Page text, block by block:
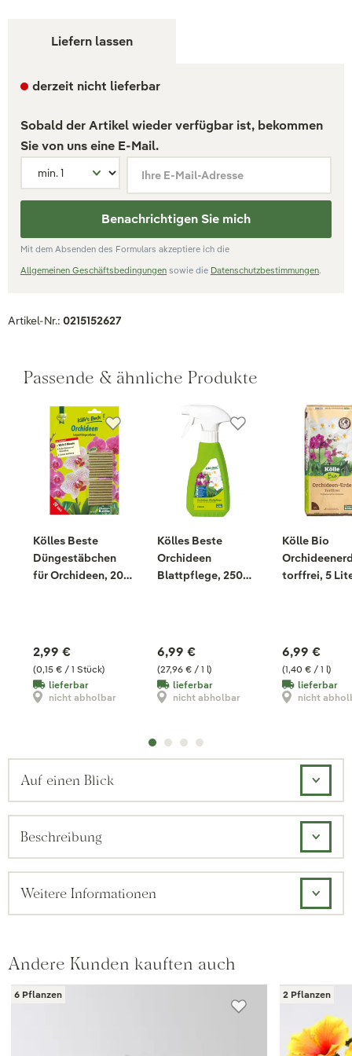
Liefern lassen
derzeit nicht lieferbar
Sobald der Artikel wieder verfügbar ist, bekommen
Sie von uns eine E-Mail.
Ihre E-Mail-Adresse
Benachrichtigen Sie mich
Mit dem Absenden des Formulars akzeptiere ich die
Allgemeinen Geschäftsbedingungen sowie die Datenschutzbestimmungen.
Artikel-Nr.: 0215152627
Passende & ähnliche Produkte
Kölles Beste
Düngestäbchen
für Orchideen, 20
(0,15 € / 1 Stück)
2,99 €
lieferbar
nicht abholbar
Kölles Beste
Orchideen
Blattpflege, 250
(27,96 € / 1 l)
6,99 €
lieferbar
nicht abholbar
Kölle Bio
torffrei, 5
(1,40 € / 1 l)
6,99 €
lieferbar
nicht
Auf einen Blick
Beschreibung
Weitere Informationen
Andere Kunden kauften auch
6 Pflanzen 2 Pflanzen